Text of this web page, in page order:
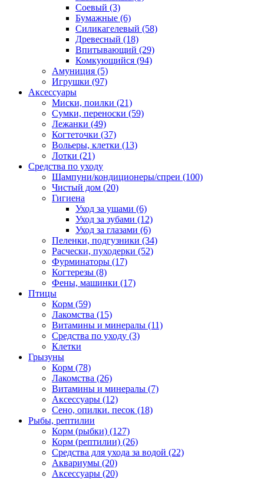
Соевый (3)
Бумажные (6)
Силикагелевый (58)
Древесный (18)
Впитывающий (29)
Комкующийся (94)
Амуниция (5)
Игрушки (97)
Аксессуары
Миски, поилки (21)
Сумки, переноски (59)
Лежанки (49)
Когтеточки (37)
Вольеры, клетки (13)
Лотки (21)
Средства по уходу
Шампуни/кондиционеры/спреи (100)
Чистый дом (20)
Гигиена
Уход за ушами (6)
Уход за зубами (12)
Уход за глазами (6)
Пеленки, подгузники (34)
Расчески, пуходерки (52)
Фурминаторы (17)
Когтерезы (8)
Фены, машинки (17)
Птицы
Корм (59)
Лакомства (15)
Витамины и минералы (11)
Средства по уходу (3)
Клетки
Грызуны
Корм (78)
Лакомства (26)
Витамины и минералы (7)
Аксессуары (12)
Сено, опилки. песок (18)
Рыбы, рептилии
Корм (рыбки) (127)
Корм (рептилии) (26)
Средства для ухода за водой (22)
Аквариумы (20)
Аксессуары (20)